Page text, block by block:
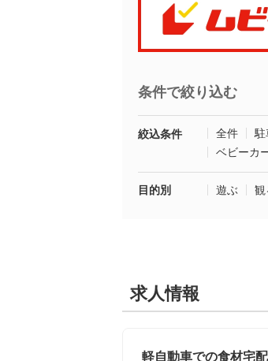
条件で絞り込む
絞込条件 全件 駐
ベビーカ
目的別 遊ぶ 観
求人情報
軽自動車での食材宅